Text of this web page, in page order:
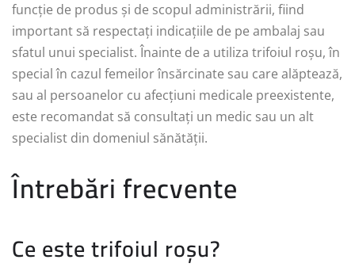
funcție de produs și de scopul administrării, fiind
important să respectați indicațiile de pe ambalaj sau
sfatul unui specialist. Înainte de a utiliza trifoiul roșu, în
special în cazul femeilor însărcinate sau care alăptează,
sau al persoanelor cu afecțiuni medicale preexistente,
este recomandat să consultați un medic sau un alt
specialist din domeniul sănătății.
Întrebări frecvente
Ce este trifoiul roșu?